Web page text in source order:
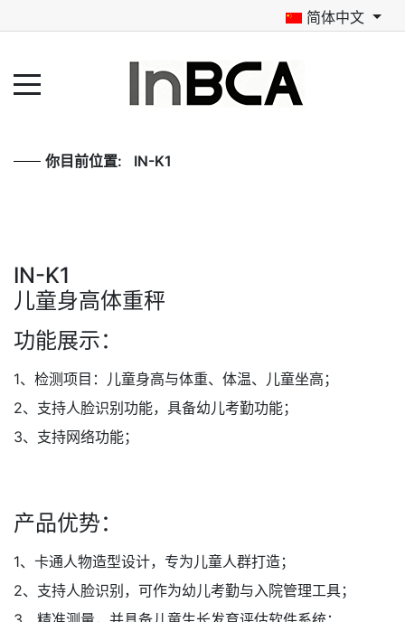
简体中文
你目前位置: IN-K1
IN-K1
儿童身高体重秤
功能展示：
1、检测项目：儿童身高与体重、体温、儿童坐高；
2、支持人脸识别功能，具备幼儿考勤功能；
3、支持网络功能；
产品优势：
1、卡通人物造型设计，专为儿童人群打造；
2、支持人脸识别，可作为幼儿考勤与入院管理工具；